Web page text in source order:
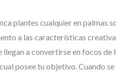
plantes cualquier en palmas
a las características
a convertirse en focos
posee tu objetivo. Cuando